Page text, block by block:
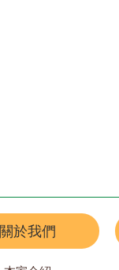
關於我們